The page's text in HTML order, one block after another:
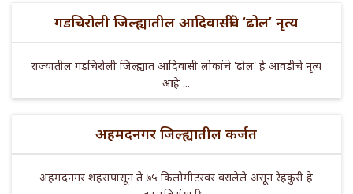
गडचिरोली जिल्ह्यातील आदिवासींचे ‘ढोल’ नृत्य
राज्यातील गडचिरोली जिल्ह्यात आदिवासी लोकांचे 'ढोल' हे आवडीचे नृत्य
आहे ...
अहमदनगर जिल्ह्यातील कर्जत
अहमदनगर शहरापासून ते ७५ किलोमीटरवर वसलेले असून रेहकुरी हे